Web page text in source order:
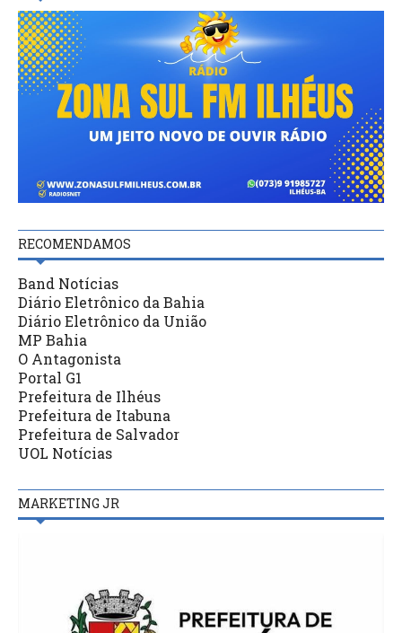
RECOMENDAMOS
Band Notícias
Diário Eletrônico da Bahia
Diário Eletrônico da União
MP Bahia
O Antagonista
Portal G1
Prefeitura de Ilhéus
Prefeitura de Itabuna
Prefeitura de Salvador
UOL Notícias
MARKETING JR